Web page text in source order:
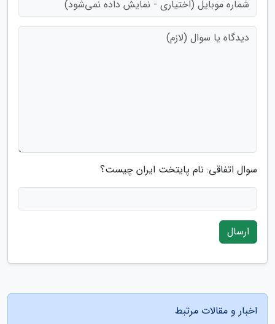
سوال اتفاقی: نام پایتخت ایران چیست؟
ارسال
اخبار و مقالات مرتبط